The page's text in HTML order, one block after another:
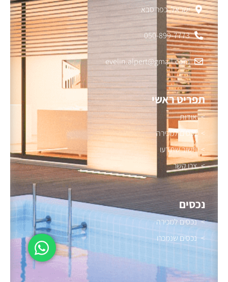
ישראל, כפר סבא
050-899-7773
evelin.alpert@gmail.com
תפריט ראשי
אודות
נכסים למכירה
חשוב שתדעו
צרו קשר
נכסים
נכסים למכירה
נכסים שנמכרו